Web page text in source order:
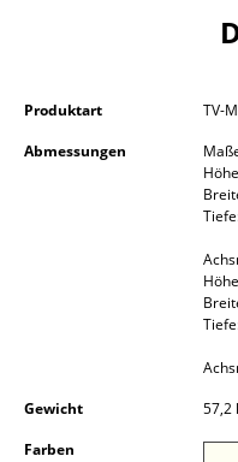
Einzelteile
... alle
Hängeleuchten &
Stehleuchten &
Produktart
TV-
Abmessungen
Gewicht
57,2
Farben